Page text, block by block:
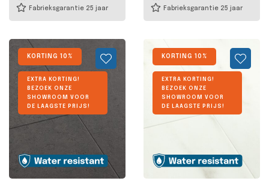
Fabrieksgarantie 25 jaar Fabrieksgarantie 25 jaar
KORTING 10%
EXTRA KORTING!
BEZOEK ONZE
SHOWROOM VOOR
DE LAAGSTE PRIJS!
KORTING 10%
EXTRA KORTING!
BEZOEK ONZE
SHOWROOM VOOR
DE LAAGSTE PRIJS!